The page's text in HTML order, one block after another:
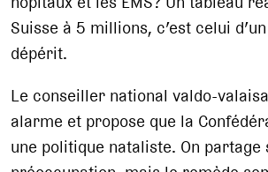
Suisse à 5 millions, c’est celui
dépérit.
Le conseiller national valdo-
alarme et propose que la
une politique nataliste. On partage